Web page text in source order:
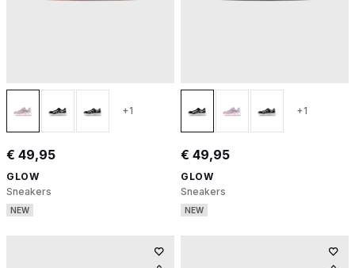
+1
€ 49,95
GLOW
Sneakers
NEW
+1
€ 49,95
GLOW
Sneakers
NEW